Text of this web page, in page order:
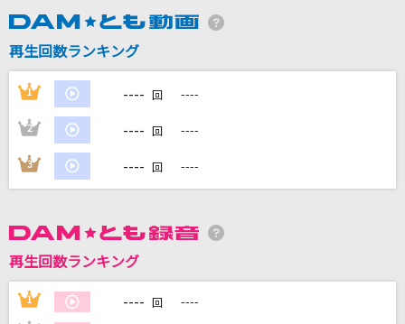
[生音]366日
HY
DAMに会員登録・ログインして
再生回数ランキング
1 ---- 回 ----
2 ---- 回 ----
3 ---- 回 ----
再生回数ランキング
1 ---- 回 ----